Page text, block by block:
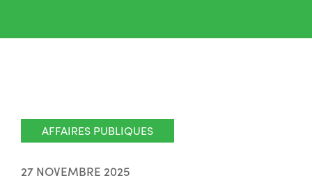
AFFAIRES PUBLIQUES
27 NOVEMBRE 2025